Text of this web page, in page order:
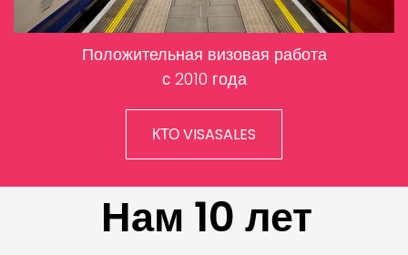
Положительная визовая работа
с 2010 года
КТО VISASALES
Нам 10 лет